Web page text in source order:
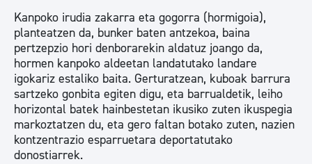
Kanpoko irudia zakarra eta gogorra (hormigoia),
planteatzen da, bunker baten antzekoa, baina
pertzepzio hori denborarekin aldatuz joango da,
hormen kanpoko aldeetan landatutako landare
igokariz estaliko baita. Gerturatzean, kuboak barrura
sartzeko gonbita egiten digu, eta barrualdetik, leiho
horizontal batek hainbestetan ikusiko zuten ikuspegia
markoztatzen du, eta gero faltan botako zuten, nazien
kontzentrazio esparruetara deportatutako
donostiarrek.